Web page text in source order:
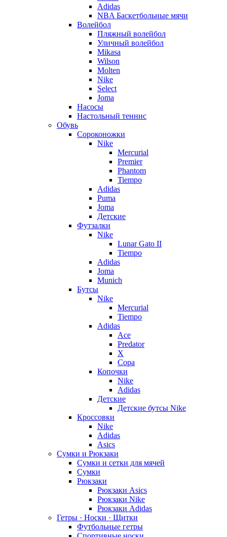
Adidas
NBA Баскетбольные мячи
Волейбол
Пляжный волейбол
Уличный волейбол
Mikasa
Wilson
Molten
Nike
Select
Joma
Насосы
Настольный теннис
Обувь
Сороконожки
Nike
Mercurial
Premier
Phantom
Tiempo
Adidas
Puma
Joma
Детские
Футзалки
Nike
Lunar Gato II
Tiempo
Adidas
Joma
Munich
Бутсы
Nike
Mercurial
Tiempo
Adidas
Ace
Predator
X
Copa
Копочки
Nike
Adidas
Детские
Детские бутсы Nike
Кроссовки
Nike
Adidas
Asics
Сумки и Рюкзаки
Сумки и сетки для мячей
Сумки
Рюкзаки
Рюкзаки Asics
Рюкзаки Nike
Рюкзаки Adidas
Гетры · Носки · Щитки
Футбольные гетры